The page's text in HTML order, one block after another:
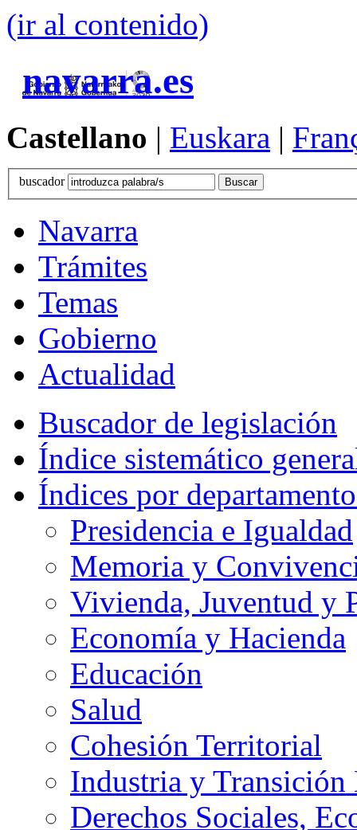
(ir al contenido)
navarra.es
Castellano | Euskara |
buscador
Navarra
Trámites
Temas
Gobierno
Actualidad
Buscador de legislación
Índice sistemático
Índices por
Presidencia e Igualdad
Memoria y
Vivienda, Juventud y
Economía y Hacienda
Educación
Salud
Cohesión Territorial
Industria y
Derechos Sociales,